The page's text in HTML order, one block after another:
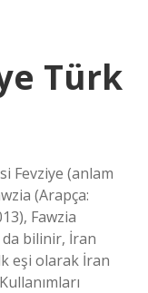
Türk
Fevziye (anlam
(Arapça:
bilinir, İran
eşi olarak İran